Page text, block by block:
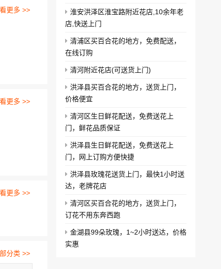
更多 >>
更多 >>
更多 >>
分类 >>
淮安洪泽区淮宝路附近花店,10余年老
店,快送上门
清浦区买百合花的地方，免费配送，
在线订购
清河附近花店(可送货上门)
洪泽县买百合花的地方，送货上门，
价格便宜
清河区生日鲜花配送，免费送花上
门，鲜花品质保证
洪泽县生日鲜花配送，免费送花上
门，网上订购方便快捷
洪泽县玫瑰花送货上门，最快1小时送
达，老牌花店
清河区买百合花的地方，送货上门，
订花不用东奔西跑
金湖县99朵玫瑰，1~2小时送达，价格
实惠